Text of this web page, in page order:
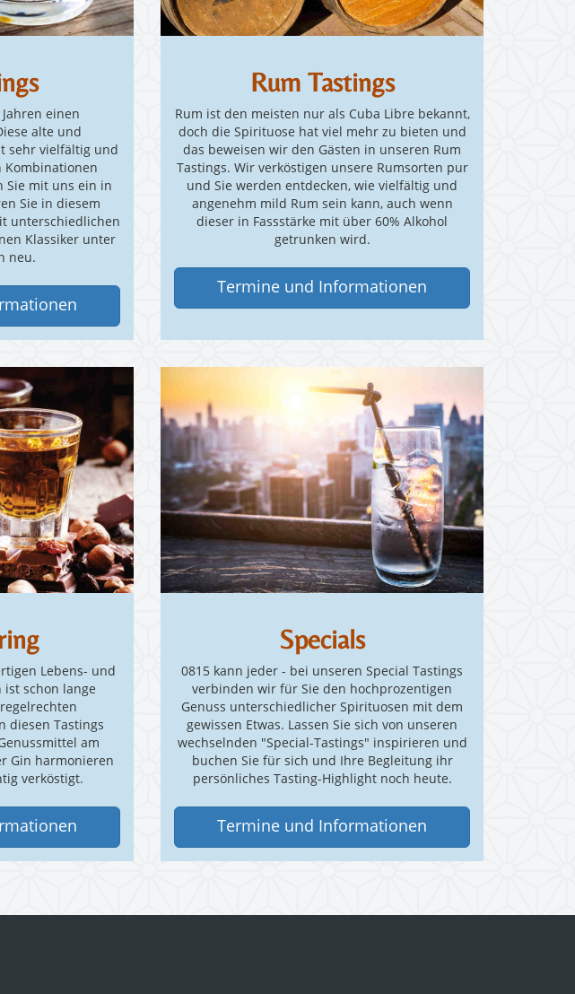
einen
alte und
sehr vielfältig und
Kombinationen
Sie mit uns ein in
Sie in diesem
unterschiedlichen
Klassiker unter
neu.
Rum Tastings
Rum ist den meisten nur als Cuba Libre bekannt,
doch die Spirituose hat viel mehr zu bieten und
das beweisen wir den Gästen in unseren Rum
Tastings. Wir verköstigen unsere Rumsorten pur
und Sie werden entdecken, wie vielfältig und
angenehm mild Rum sein kann, auch wenn
dieser in Fassstärke mit über 60% Alkohol
getrunken wird.
Termine und Informationen
Lebens- und
ist schon lange
diesen Tastings
am
Gin harmonieren
verköstigt.
Specials
0815 kann jeder - bei unseren Special Tastings
verbinden wir für Sie den hochprozentigen
Genuss unterschiedlicher Spirituosen mit dem
gewissen Etwas. Lassen Sie sich von unseren
wechselnden "Special-Tastings" inspirieren und
buchen Sie für sich und Ihre Begleitung ihr
persönliches Tasting-Highlight noch heute.
Termine und Informationen